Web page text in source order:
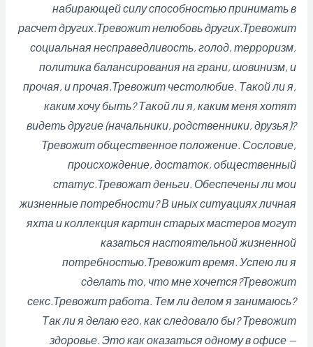
набирающей силу способностью принимать в
расчет других.Тревожит нелюбовь других.Тревожит
социальная несправедливость, голод, терроризм,
политика балансирования на грани, шовинизм, и
прочая, и прочая.Тревожит честолюбие. Такой ли я,
каким хочу быть? Такой ли я, каким меня хотят
видеть другие (начальники, родственники, друзья)?
Тревожит общественное положение. Сословие,
происхождение, достаток, общественный
статус.Тревожат деньги. Обеспечены ли мои
жизненные потребности? В иных ситуациях личная
яхта и коллекция картин старых мастеров могут
казаться настоятельной жизненной
потребностью.Тревожит время. Успею ли я
сделать то, что мне хочется?Тревожит
секс.Тревожит работа. Тем ли делом я занимаюсь?
Так ли я делаю его, как следовало бы? Тревожит
здоровье. Это как оказаться одному в офисе —